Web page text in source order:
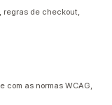
regras de checkout,
com as normas WCAG,